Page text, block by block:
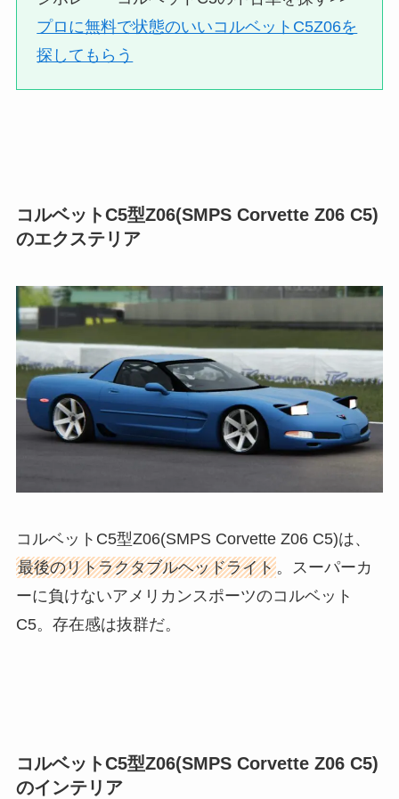
プロに無料で状態のいいコルベットC5Z06を
探してもらう
コルベットC5型Z06(SMPS Corvette Z06 C5)
のエクステリア
コルベットC5型Z06(SMPS Corvette Z06 C5)は、
最後のリトラクタブルヘッドライト。スーパーカ
ーに負けないアメリカンスポーツのコルベット
C5。存在感は抜群だ。
コルベットC5型Z06(SMPS Corvette Z06 C5)
のインテリア